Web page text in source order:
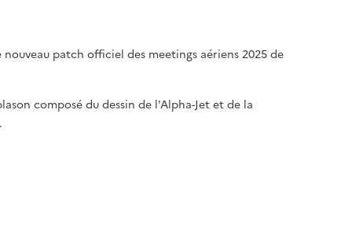
(7 avis)
patch officiel des meetings aériens 2025 de
composé du dessin de l'Alpha-Jet et de la